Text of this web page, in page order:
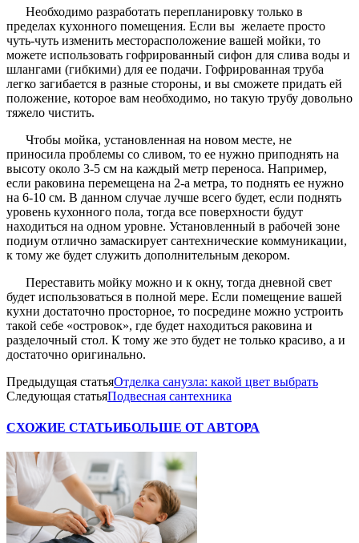
Необходимо разработать перепланировку только в
пределах кухонного помещения. Если вы желаете просто
чуть-чуть изменить месторасположение вашей мойки, то
можете использовать гофрированный сифон для слива воды и
шлангами (гибкими) для ее подачи. Гофрированная труба
легко загибается в разные стороны, и вы сможете придать ей
положение, которое вам необходимо, но такую трубу довольно
тяжело чистить.
Чтобы мойка, установленная на новом месте, не
приносила проблемы со сливом, то ее нужно приподнять на
высоту около 3-5 см на каждый метр переноса. Например,
если раковина перемещена на 2-а метра, то поднять ее нужно
на 6-10 см. В данном случае лучше всего будет, если поднять
уровень кухонного пола, тогда все поверхности будут
находиться на одном уровне. Установленный в рабочей зоне
подиум отлично замаскирует сантехнические коммуникации,
к тому же будет служить дополнительным декором.
Переставить мойку можно и к окну, тогда дневной свет
будет использоваться в полной мере. Если помещение вашей
кухни достаточно просторное, то посредине можно устроить
такой себе «островок», где будет находиться раковина и
разделочный стол. К тому же это будет не только красиво, а и
достаточно оригинально.
Предыдущая статьяОтделка санузла: какой цвет выбрать
Следующая статьяПодвесная сантехника
СХОЖИЕ СТАТЬИБОЛЬШЕ ОТ АВТОРА